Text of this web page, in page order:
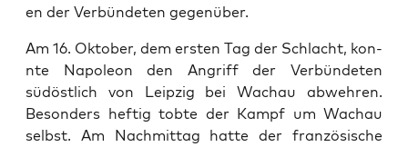
en der Ver­bün­de­ten gegenüber.
Am 16. Okto­ber, dem ersten Tag der Schlacht, kon­
nte Napoleon den Angriff der Ver­bün­de­ten
südöstlich von Leipzig bei Wachau abwehren.
Beson­ders heftig tobte der Kampf um Wachau
selb­st. Am Nach­mit­tag hat­te der franzö­sis­che